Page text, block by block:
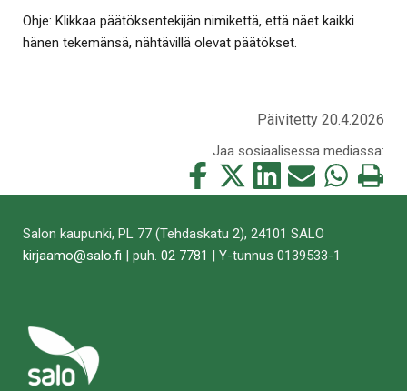
Ohje: Klikkaa päätöksentekijän nimikettä, että näet kaikki
hänen tekemänsä, nähtävillä olevat päätökset.
Päivitetty 20.4.2026
Jaa sosiaalisessa mediassa:
Jaa
tämä
Jaa
tämä
Jaa
tämä
Jaa
tämä
Jaa
tämä
Tulosta
tämä
Salon kaupunki, PL 77 (Tehdaskatu 2), 24101 SALO
kirjaamo@salo.fi | puh. 02 7781 | Y-tunnus 0139533-1